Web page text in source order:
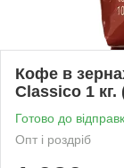
Кофе в
Classico 1 кг.
Готово до
Опт і роздріб